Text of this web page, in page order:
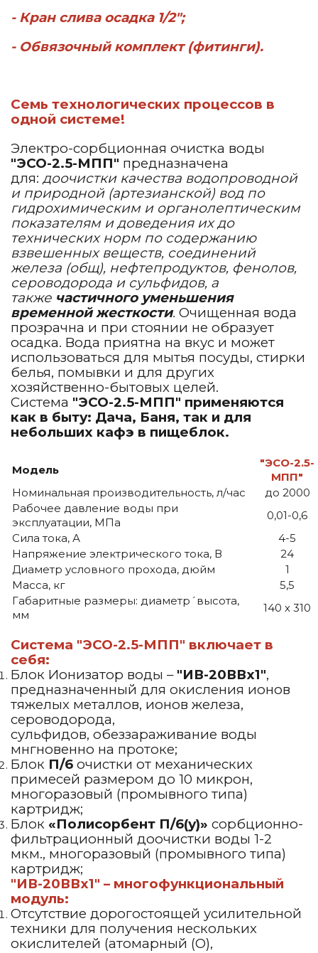
- Кран слива осадка 1/2";
- Обвязочный комплект (фитинги).
Семь технологических процессов в
одной системе!
Электро-сорбционная очистка воды
"ЭСО-2.5-МПП" предназначена
для: доочистки качества водопроводной
и природной (артезианской) вод по
гидрохимическим и органолептическим
показателям и доведения их до
технических норм по содержанию
взвешенных веществ, соединений
железа (общ), нефтепродуктов, фенолов,
сероводорода и сульфидов, а
также частичного уменьшения
временной жесткости. Очищенная вода
прозрачна и при стоянии не образует
осадка. Вода приятна на вкус и может
использоваться для мытья посуды, стирки
белья, помывки и для других
хозяйственно-бытовых целей.
Система "ЭСО-2.5-МПП" применяются
как в быту: Дача, Баня, так и для
небольших кафэ в пищеблок.
Модель
"ЭСО-2.5-
МПП"
Номинальная производительность, л/час
до 2000
Рабочее давление воды при
эксплуатации, МПа
0,01-0,6
Сила тока, А
4-5
Напряжение электрического тока, В
24
Диаметр условного прохода, дюйм
1
Масса, кг
5,5
Габаритные размеры: диаметр´высота,
мм
140 х 310
Система "ЭСО-2.5-МПП" включает в
себя:
Блок Ионизатор воды – "ИВ-20ВВх1",
предназначенный для окисления ионов
тяжелых металлов, ионов железа,
сероводорода,
сульфидов, обеззараживание воды
мнгновенно на протоке;
Блок П/6 очистки от механических
примесей размером до 10 микрон,
многоразовый (промывного типа)
картридж;
Блок «Полисорбент П/6(у)» сорбционно-
фильтрационный доочистки воды 1-2
мкм., многоразовый (промывного типа)
картридж;
"ИВ-20ВВх1" – многофункциональный
модуль:
Отсутствие дорогостоящей усилительной
техники для получения нескольких
окислителей (атомарный (О),